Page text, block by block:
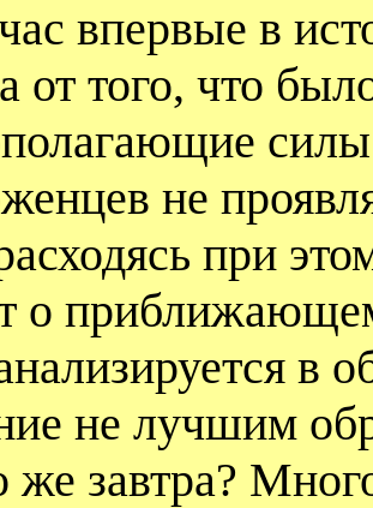
впервые в
от того, что
не
при
о
в
не лучшим
же завтра?